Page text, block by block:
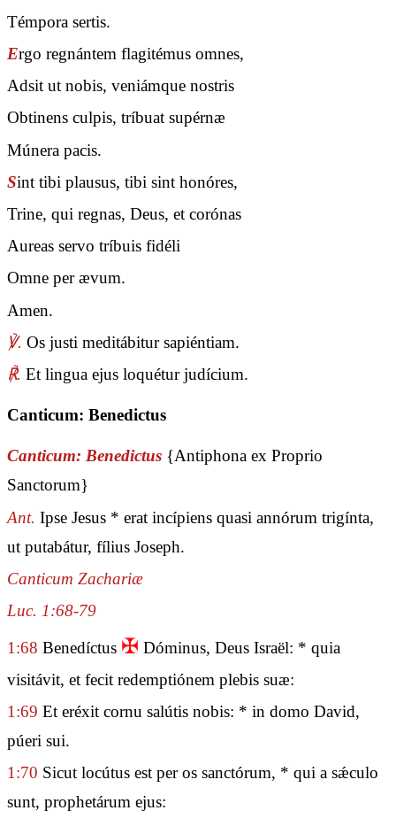
Témpora sertis.
Ergo regnántem flagitémus omnes,
Adsit ut nobis, veniámque nostris
Obtinens culpis, tríbuat supérnæ
Múnera pacis.
Sint tibi plausus, tibi sint honóres,
Trine, qui regnas, Deus, et corónas
Aureas servo tríbuis fidéli
Omne per ævum.
Amen.
℣. Os justi meditábitur sapiéntiam.
℟. Et lingua ejus loquétur judícium.
Canticum: Benedictus
Canticum: Benedictus {Antiphona ex Proprio
Sanctorum}
Ant. Ipse Jesus * erat incípiens quasi annórum trigínta,
ut putabátur, fílius Joseph.
Canticum Zachariæ
Luc. 1:68-79
1:68 Benedíctus ✠ Dóminus, Deus Israël: * quia
visitávit, et fecit redemptiónem plebis suæ:
1:69 Et eréxit cornu salútis nobis: * in domo David,
púeri sui.
1:70 Sicut locútus est per os sanctórum, * qui a sǽculo
sunt, prophetárum ejus: